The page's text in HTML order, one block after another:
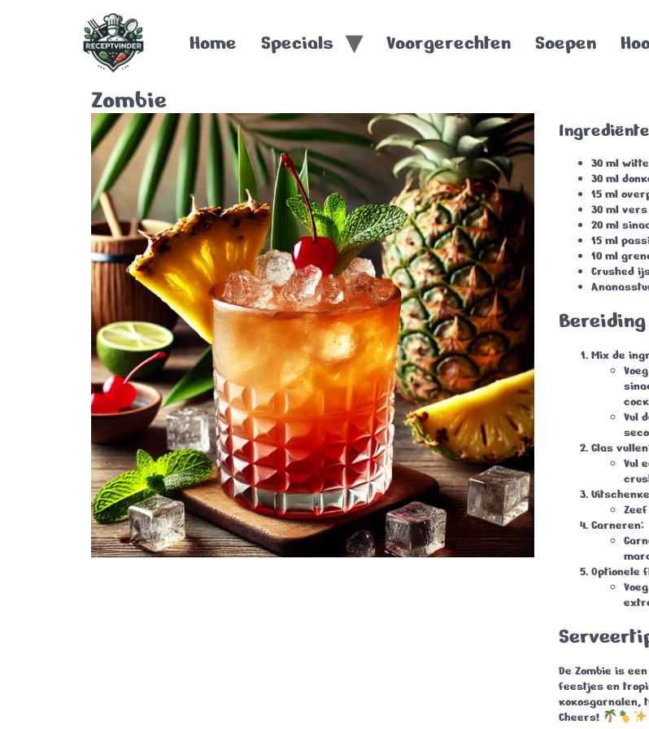
Home Specials Voorgerechten Soepen
Zombie
30 ml
30 ml
15 ml
30 ml vers
20 ml
15 ml
10 ml
Crushed
Bereiding
Mix de
Vul
Glas vullen
Vul
Garneren:
Optionele
De Zombie is
feestjes en
kokosgarnalen,
Cheers!